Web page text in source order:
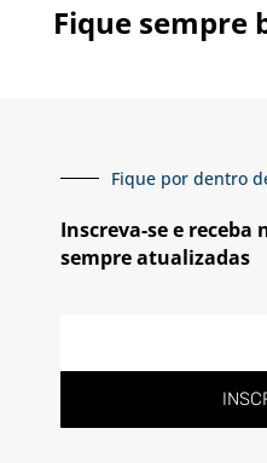
Fique sempre
Fique por dentro
Inscreva-se e receba
sempre atualizadas